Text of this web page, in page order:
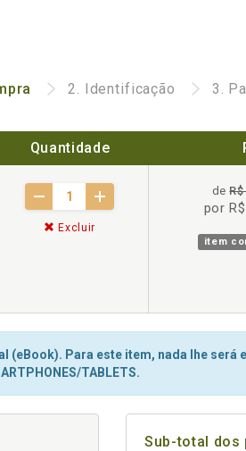
2. Identificação 3.
Quantidade
Excluir
de
por
item
(eBook). Para este item, nada lhe será
TABLETS.
Sub-total